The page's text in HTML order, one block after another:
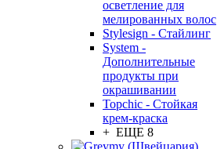
осветление для
мелированных волос
Stylesign - Стайлинг
System -
Дополнительные
продукты при
окрашивании
Topchic - Стойкая
крем-краска
+ ЕЩЕ 8